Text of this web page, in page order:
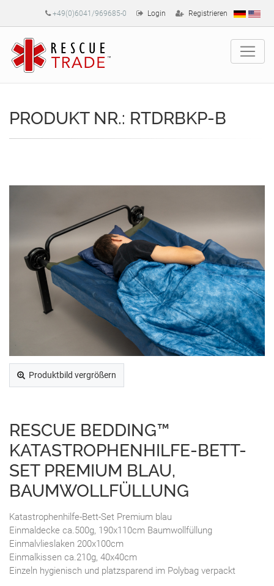
+49(0)6041/969685-0 Login Registrieren
PRODUKT NR.: RTDRBKP-B
Produktbild vergrößern
RESCUE BEDDING™
KATASTROPHENHILFE-BETT-
SET PREMIUM BLAU,
BAUMWOLLFÜLLUNG
Katastrophenhilfe-Bett-Set Premium blau
Einmaldecke ca.500g, 190x110cm Baumwollfüllung
Einmalvlieslaken 200x100cm
Einmalkissen ca.210g, 40x40cm
Einzeln hygienisch und platzsparend im Polybag verpackt